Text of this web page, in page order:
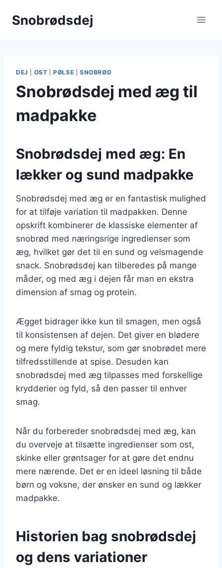
Snobrødsdej
DEJ OST |PØLSE SNOBRØD
Snobrødsdej med æg til
madpakke
Snobrødsdej med æg: En
lækker og sund madpakke
Snobrødsdej med æg er en fantastisk mulighed
for at tilføje variation til madpakken. Denne
opskrift kombinerer de klassiske elementer af
snobrød med næringsrige ingredienser som
æg, hvilket gør det til en sund og velsmagende
snack. Snobrødsdej kan tilberedes på mange
måder, og med æg i dejen får man en ekstra
dimension af smag og protein.
Ægget bidrager ikke kun til smagen, men også
til konsistensen af dejen. Det giver en blødere
og mere fyldig tekstur, som gør snobrødet mere
tilfredsstillende at spise. Desuden kan
snobrødsdej med æg tilpasses med forskellige
krydderier og fyld, så den passer til enhver
smag.
Når du forbereder snobrødsdej med æg, kan
du overveje at tilsætte ingredienser som ost,
skinke eller grøntsager for at gøre det endnu
mere nærende. Det er en ideel løsning til både
børn og voksne, der ønsker en sund og lækker
madpakke.
Historien bag snobrødsdej
og dens variationer